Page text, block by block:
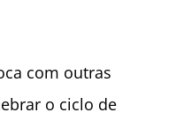
com outras
o ciclo de